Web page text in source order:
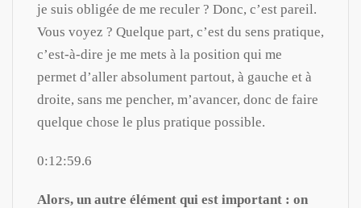
je suis obligée de me reculer ? Donc, c’est pareil.
Vous voyez ? Quelque part, c’est du sens pratique,
c’est-à-dire je me mets à la position qui me
permet d’aller absolument partout, à gauche et à
droite, sans me pencher, m’avancer, donc de faire
quelque chose le plus pratique possible.
0:12:59.6
Alors, un autre élément qui est important : on